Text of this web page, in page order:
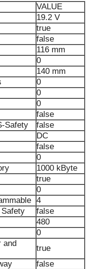
VALUE
19.2 V
true
false
116 mm
0
140 mm
0
0
0
false
Safety
false
DC
false
0
1000 kByte
true
0
4
false
480
0
and
true
false